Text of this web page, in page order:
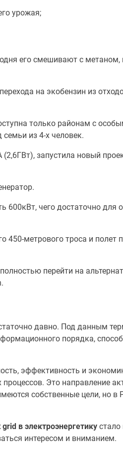
урожая;
его смешивают с
на экобензин из
только районам с
из 4-х человек.
запустила новый
чего достаточно для
метрового троса и полет
перейти на
давно. Под данным
порядка,
эффективность и
Это направление
собственные цели, но в
в электроэнергетику стало
интересом и вниманием.